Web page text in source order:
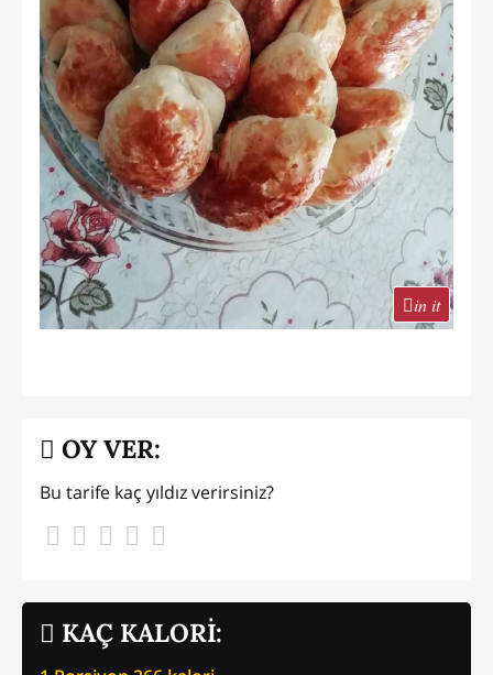
in it
KAÇ KALORİ:
OY VER:
Bu tarife kaç yıldız verirsiniz?